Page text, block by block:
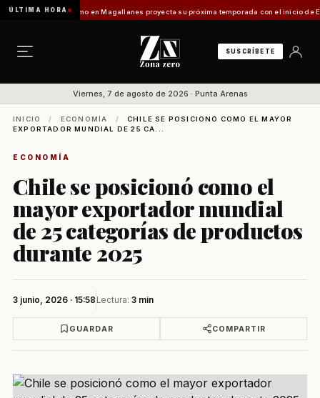
ÚLTIMA HORA
Turismo en Magallanes proyecta su próxima temporada con el inicio de Enprotur
SUSCRÍBETE
Viernes, 7 de agosto de 2026 · Punta Arenas
INICIO / ECONOMÍA /
CHILE SE POSICIONÓ COMO EL MAYOR
EXPORTADOR MUNDIAL DE 25 CA...
ECONOMÍA
Chile se posicionó como el
mayor exportador mundial
de 25 categorías de productos
durante 2025
3 junio, 2026 · 15:58 Lectura: 3 min
GUARDAR COMPARTIR